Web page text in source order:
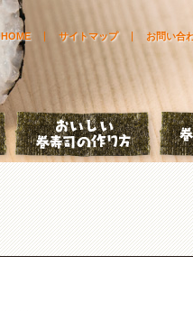
お問い合
サイトマップ
HOME
巻寿司のはなし おい